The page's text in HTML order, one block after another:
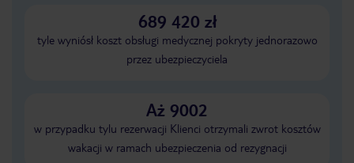
689 420 zł
tyle wyniósł koszt obsługi medycznej pokryty jednorazowo
przez ubezpieczyciela
Aż 9002
w przypadku tylu rezerwacji Klienci otrzymali zwrot kosztów
wakacji w ramach ubezpieczenia od rezygnacji